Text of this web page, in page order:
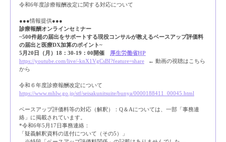
令和6年度診療報酬改定に関する対応について
●●●情報提供●●●
診療報酬オンラインセミナー
~500件超の届出をサポートする現役コンサルが教えるベースアップ評価料
の届出と医療DX加算のポイント~
5月20日（月）18：30-19：00開催 厚生労働省HP
https://youtube.com/live/-knX1VgCsBI?feature=share
← 動画の視聴はこちら
から
令和６年度診療報酬改定について
https://www.mhlw.go.jp/stf/seisakunitsuite/bunya/0000188411_00045.html
ベースアップ評価料等の対応（解釈）：Q＆Aについては、一部「事務連
絡」に掲載されています。
*令和6年5月17日事務連絡：
「疑義解釈資料の送付について（その5）」